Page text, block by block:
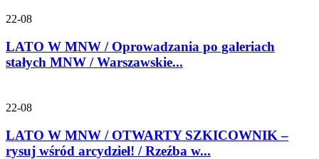
22-08
LATO W MNW / Oprowadzania po galeriach
stałych MNW / Warszawskie...
22-08
LATO W MNW / OTWARTY SZKICOWNIK –
rysuj wśród arcydzieł! / Rzeźba w...